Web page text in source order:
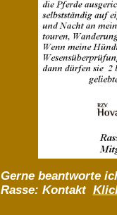
Gerne beantworte
Rasse: Kontakt